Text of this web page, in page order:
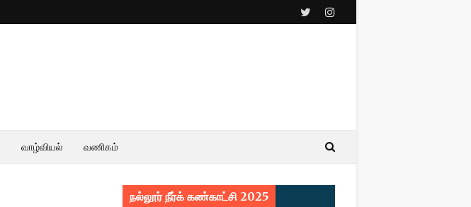
வாழ்வியல் வணிகம்
நல்லூர் நீர்க் கண்காட்சி 2025